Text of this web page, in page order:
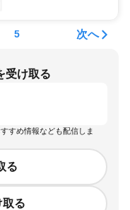
5 次へ
受け取る
すめ情報なども配信しま
る
取る